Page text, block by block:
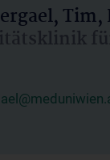
Tim,